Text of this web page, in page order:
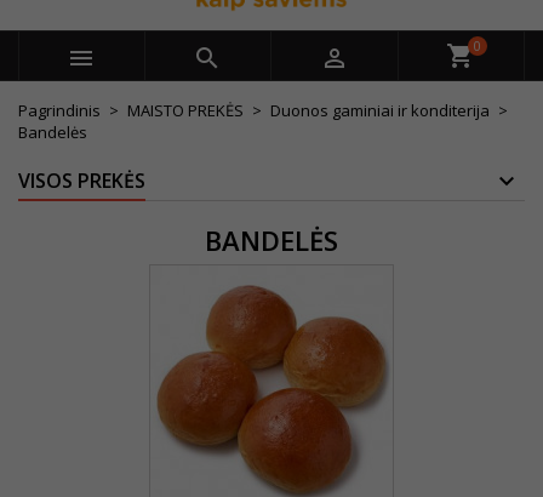
   0
Pagrindinis MAISTO PREKĖS
Duonos gaminiai ir konditerija
Bandelės
VISOS PREKĖS
BANDELĖS